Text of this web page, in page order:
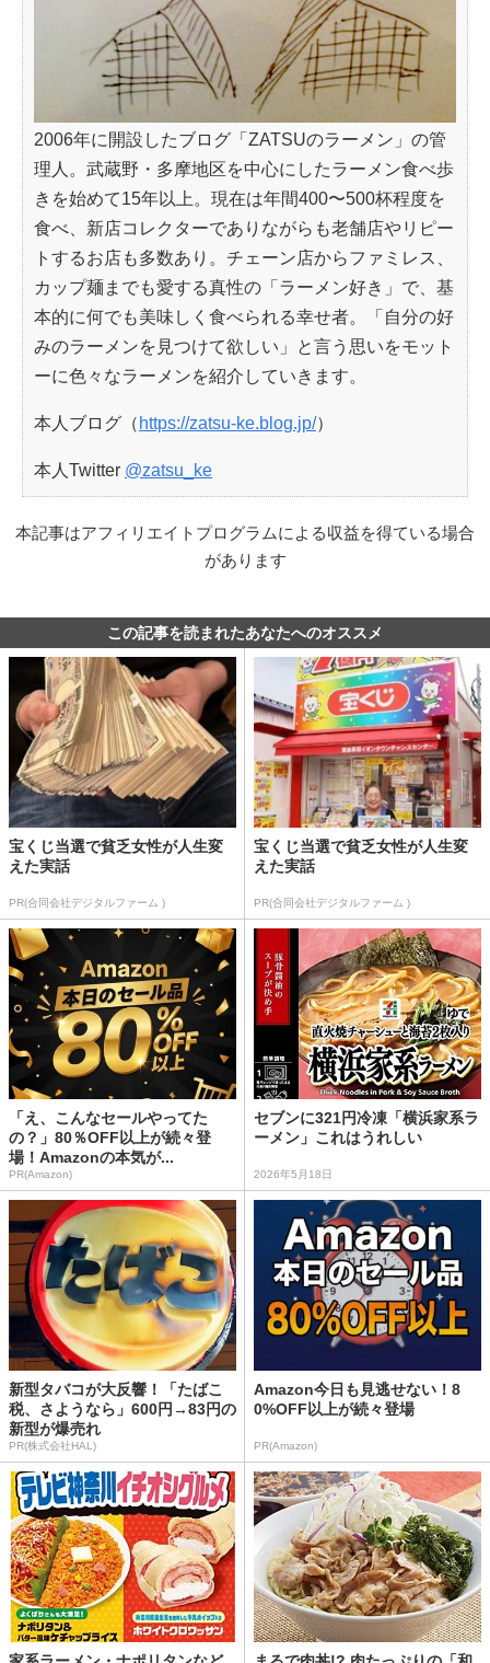
2006年に開設したブログ「ZATSUのラーメン」の管
理人。武蔵野・多摩地区を中心にしたラーメン食べ歩
きを始めて15年以上。現在は年間400〜500杯程度を
食べ、新店コレクターでありながらも老舗店やリピー
トするお店も多数あり。チェーン店からファミレス、
カップ麺までも愛する真性の「ラーメン好き」で、基
本的に何でも美味しく食べられる幸せ者。「自分の好
みのラーメンを見つけて欲しい」と言う思いをモット
ーに色々なラーメンを紹介していきます。
本人ブログ（ https://zatsu-ke.blog.jp/）
本人Twitter @zatsu_ke
本記事はアフィリエイトプログラムによる収益を得ている場合
があります
この記事を読まれたあなたへのオススメ
宝くじ当選で貧乏女性が人生変
えた実話
PR(合同会社デジタルファーム )
宝くじ当選で貧乏女性が人生変
えた実話
PR(合同会社デジタルファーム )
「え、こんなセールやってた
の？」80％OFF以上が続々登
場！Amazonの本気が...
PR(Amazon)
セブンに321円冷凍「横浜家系ラ
ーメン」これはうれしい
2026年5月18日
新型タバコが大反響！「たばこ
税、さようなら」600円→83円の
新型が爆売れ
PR(株式会社HAL)
Amazon今日も見逃せない！8
0%OFF以上が続々登場
PR(Amazon)